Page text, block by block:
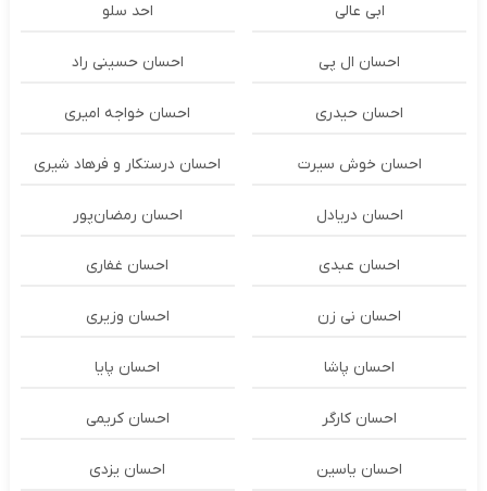
ابی عالی احد سلو
احسان ال پی احسان حسینی راد
احسان حیدری احسان خواجه امیری
احسان خوش سیرت احسان درستكار و فرهاد شيرى
احسان دریادل احسان رمضان‌پور
احسان عبدی احسان غفاری
احسان نی زن احسان وزیری
احسان پاشا احسان پایا
احسان کارگر احسان کریمی
احسان یاسین احسان یزدی